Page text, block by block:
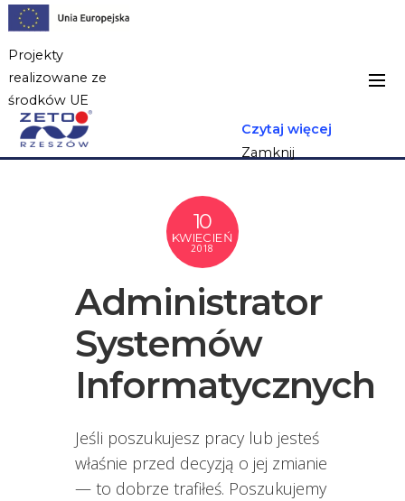
Projekty
realizowane ze
środków UE
Czytaj więcej
Zamknij
10
KWIECIEŃ
2018
Administrator
Systemów
Informatycznych
Jeśli poszukujesz pracy lub jesteś
właśnie przed decyzją o jej zmianie
— to dobrze trafiłeś. Poszukujemy